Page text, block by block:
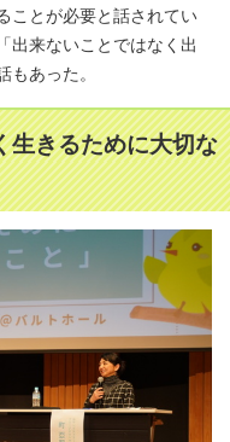
ことが必要と話されてい
出来ないことではなく出
もあった。
生きるために大切な